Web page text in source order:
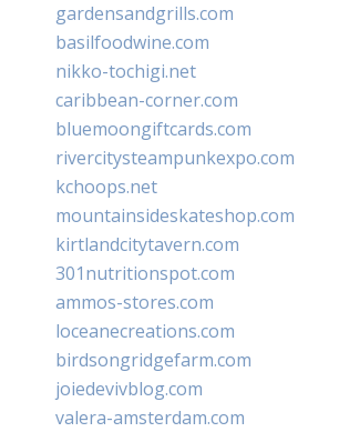
gardensandgrills.com
basilfoodwine.com
nikko-tochigi.net
caribbean-corner.com
bluemoongiftcards.com
rivercitysteampunkexpo.com
kchoops.net
mountainsideskateshop.com
kirtlandcitytavern.com
301nutritionspot.com
ammos-stores.com
loceanecreations.com
birdsongridgefarm.com
joiedevivblog.com
valera-amsterdam.com